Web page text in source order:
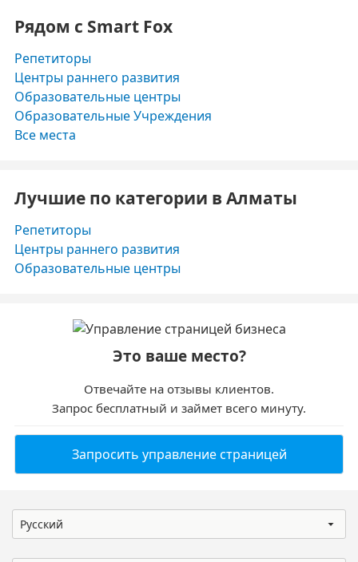
Рядом с Smart Fox
Репетиторы
Центры раннего развития
Образовательные центры
Образовательные Учреждения
Все места
Лучшие по категории в Алматы
Репетиторы
Центры раннего развития
Образовательные центры
Это ваше место?
Отвечайте на отзывы клиентов.
Запрос бесплатный и займет всего минуту.
Запросить управление страницей
Русский